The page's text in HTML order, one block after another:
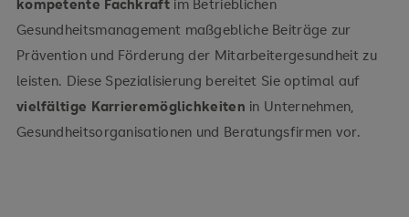
kompetente Fachkraftim Betrieblichen
Gesundheitsmanagement maßgebliche Beiträge zur
Prävention und Förderung der Mitarbeitergesundheit zu
leisten. Diese Spezialisierung bereitet Sie optimal auf
vielfältige Karrieremöglichkeiten in Unternehmen,
Gesundheitsorganisationen und Beratungsfirmen vor.